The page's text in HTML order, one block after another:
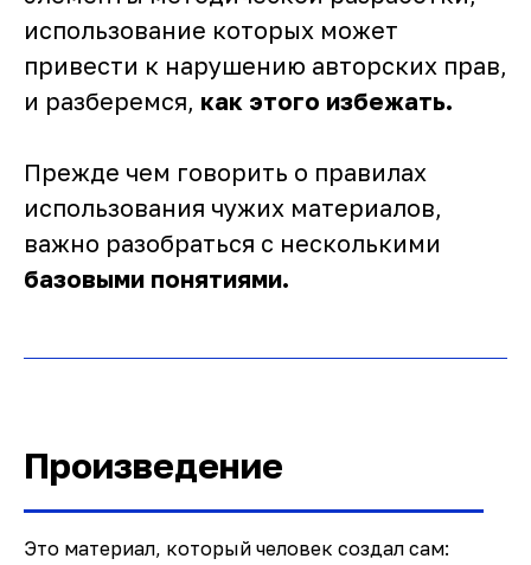
использование которых может
привести к нарушению авторских прав,
и разберемся, как этого избежать.
Прежде чем говорить о правилах
использования чужих материалов,
важно разобраться с несколькими
базовыми понятиями.
Произведение
Это материал, который человек создал сам: